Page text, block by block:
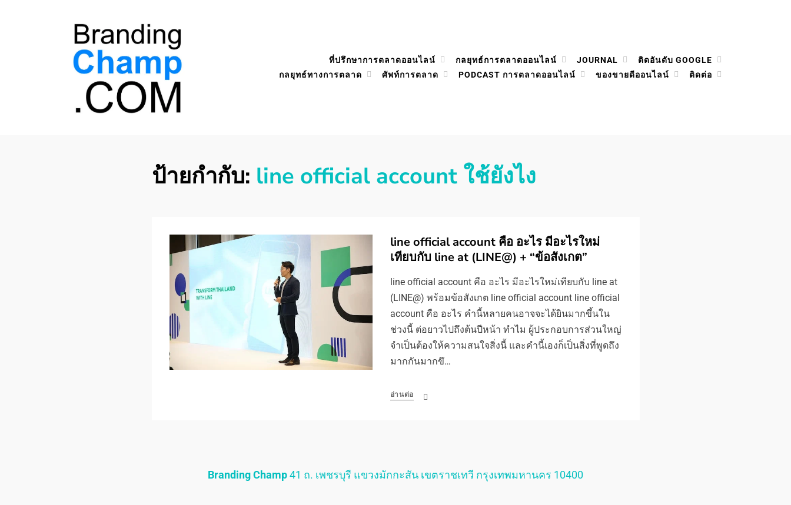
ที่ปรึกษาการตลาดออนไลน์ กลยุทธ์การตลาดออนไลน์ JOURNAL
ติดอันดับ GOOGLE
กลยุทธ์ทางการตลาด
ศัพท์การตลาด PODCAST การตลาดออนไลน์ ของขายดีออนไลน์ ติดต่อ
ป้ายกำกับ: line official account ใช้ยังไง
line official account คือ อะไร มีอะไรใหม่
เทียบกับ line at (LINE@) + “ข้อสังเกต”
line official account คือ อะไร มีอะไรใหม่เทียบกับ line at
(LINE@) พร้อมข้อสังเกต line official account line official
account คือ อะไร คำนี้หลายคนอาจจะได้ยินมากขึ้นใน
ช่วงนี้ ต่อยาวไปถึงต้นปีหน้า ทำไม ผู้ประกอบการส่วนใหญ่
จำเป็นต้องให้ความสนใจสิ่งนี้ และคำนี้เองก็เป็นสิ่งที่พูดถึง
มากกันมากขึ…
อ่านต่อ
Branding Champ41 ถ. เพชรบุรี แขวงมักกะสัน เขตราชเทวี กรุงเทพมหานคร 10400